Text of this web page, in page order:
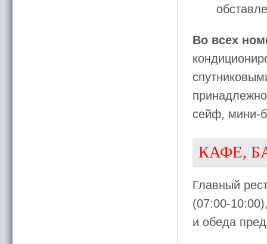
Во всех
сейф, мини-
КАФЕ,
Главный
(07:00-
и обеда